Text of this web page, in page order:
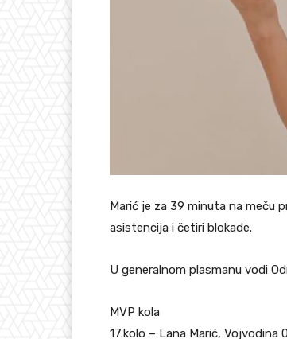
Marić je za 39 minuta na meču
asistencija i četiri blokade.
U generalnom plasmanu vodi
MVP kola
17.kolo – Lana Marić, Vojvodina